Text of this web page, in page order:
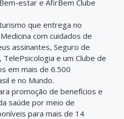
estar e AfirBem Clube
que entrega no
com cuidados de
assinantes, Seguro de
TelePsicologia e um Clube de
em mais de 6.500
e no Mundo.
promoção de benefícios e
saúde por meio de
para mais de 14